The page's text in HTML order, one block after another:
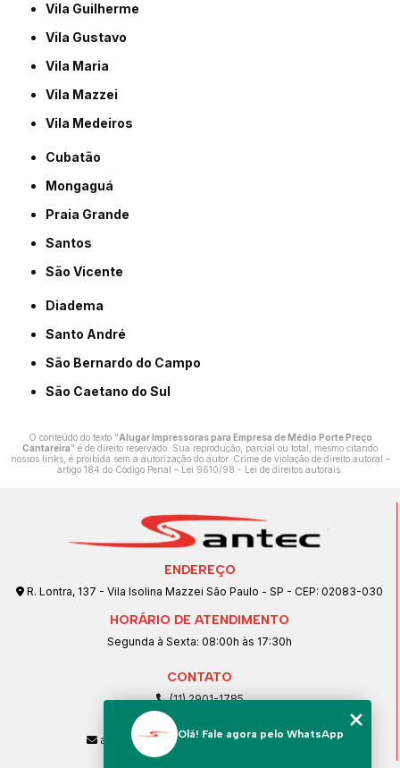
Vila Guilherme
Vila Gustavo
Vila Maria
Vila Mazzei
Vila Medeiros
Cubatão
Mongaguá
Praia Grande
Santos
São Vicente
Diadema
Santo André
São Bernardo do Campo
São Caetano do Sul
O conteúdo do texto "Alugar Impressoras para Empresa de Médio Porte Preço
Cantareira" é de direito reservado. Sua reprodução, parcial ou total, mesmo citando
nossos links, é proibida sem a autorização do autor. Crime de violação de direito autoral –
artigo 184 do Código Penal – Lei 9610/98 - Lei de direitos autorais
ENDEREÇO
R. Lontra, 137 - Vila Isolina Mazzei São Paulo - SP - CEP: 02083-030
HORÁRIO DE ATENDIMENTO
Segunda à Sexta: 08:00h às 17:30h
CONTATO
(11) 2901-1785
(11) 99239-1832
atendimento@santeccopiadoras.com.br
Olá! Fale agora pelo WhatsApp